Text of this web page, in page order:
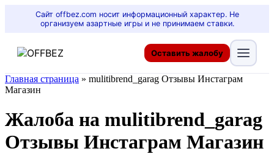
Сайт offbez.com носит информационный характер. Не
организуем азартные игры и не принимаем ставки.
Оставить жалобу
Главная страница » mulitibrend_garag Отзывы Инстаграм
Магазин
Жалоба на mulitibrend_garag
Отзывы Инстаграм Магазин